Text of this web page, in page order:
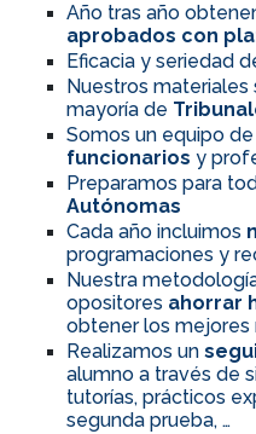
Año tras año
aprobados con
Eficacia y seriedad
Nuestros
mayoría de
Somos un equipo
funcionarios y
Preparamos para
Autónomas
Cada año incluimos
programaciones y
Nuestra
opositores ahorrar
obtener los mejores
Realizamos un
alumno a través de
tutorías, prácticos
segunda prueba, …